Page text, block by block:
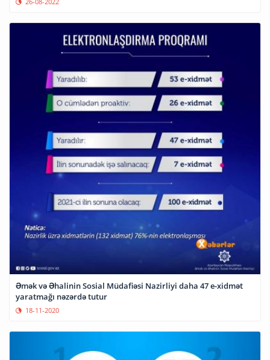
Əmək və Əhalinin Sosial Müdafiəsi Nazirliyi daha 47 e-xidmət
yaratmağı nəzərdə tutur
18-11-2020